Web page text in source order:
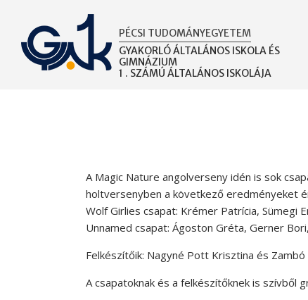
tartalomra
PÉCSI TUDOMÁNYEGYETEM
GYAKORLÓ ÁLTALÁNOS ISKOLA ÉS
GIMNÁZIUM
1 . SZÁMÚ ÁLTALÁNOS ISKOLÁJA
A Magic Nature angolverseny idén is sok
holtversenyben a következő eredményeket
Wolf Girlies csapat: Krémer Patrícia, Sümegi
Unnamed csapat: Ágoston Gréta, Gerner
Felkészítőik: Nagyné Pott Krisztina és Zambó
A csapatoknak és a felkészítőknek is szívből